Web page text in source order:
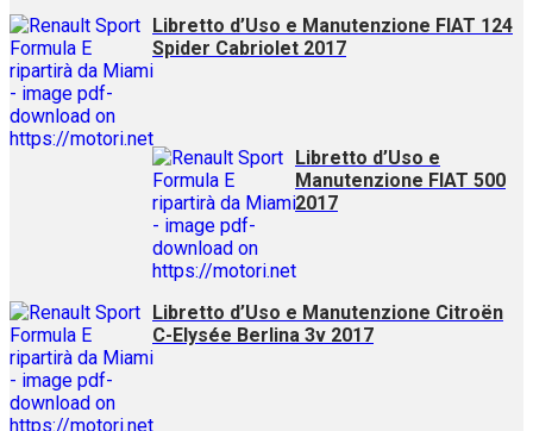
Libretto d’Uso e Manutenzione FIAT 124
Spider Cabriolet 2017
Libretto d’Uso e
Manutenzione FIAT 500
2017
Libretto d’Uso e Manutenzione Citroën
C-Elysée Berlina 3v 2017